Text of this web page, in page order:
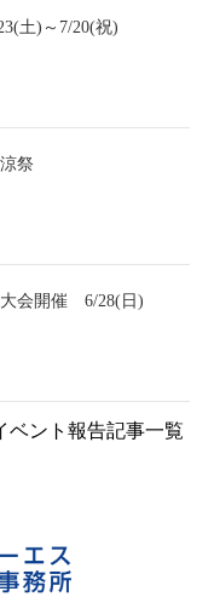
土)～7/20(祝)
祭
会開催 6/28(日)
ベント報告記事一覧